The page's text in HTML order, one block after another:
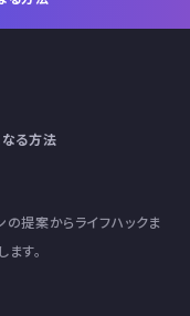
る方法
の提案からライフハックま
す。